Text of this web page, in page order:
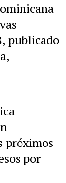
publicado
próximos
por